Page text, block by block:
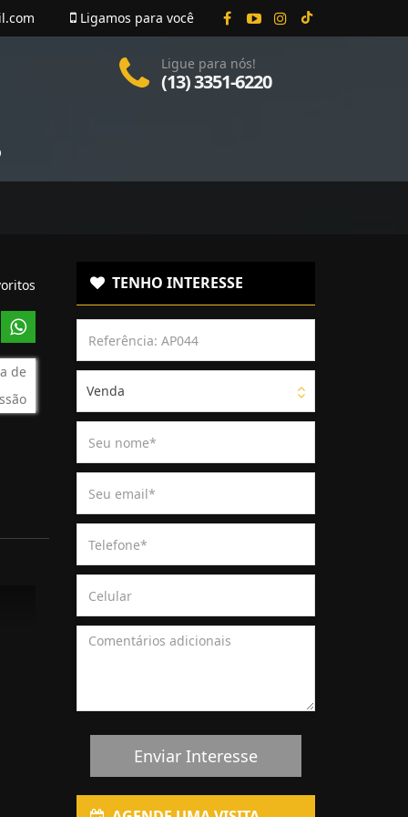
Ligamos para você
Ligue para nós!
(13) 3351-6220
de
TENHO INTERESSE
Venda
Enviar Interesse